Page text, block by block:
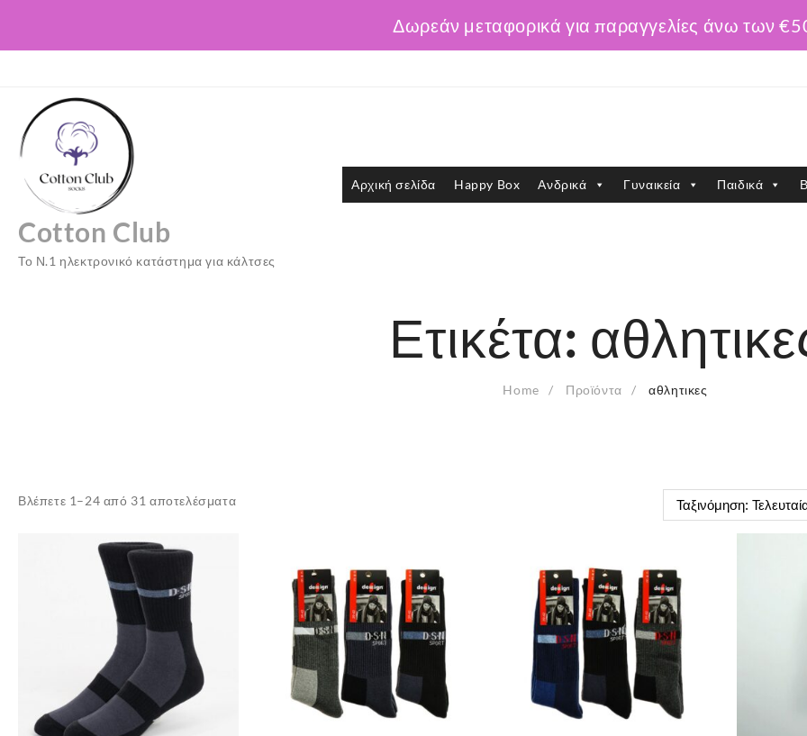
Δωρεάν μεταφορικά για παραγγελίες άνω των
content
Cotton Club
Το Ν.1 ηλεκτρονικό κατάστημα για κάλτσες
Αρχική σελίδα Happy Box Ανδρικά Γυναικεία Παιδικά
Ετικέτα:
Home Προϊόντα αθλητικες
Βλέπετε 1–24 από 31 αποτελέσματαSorted